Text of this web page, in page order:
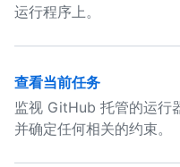
运行程序上。
查看当前任务
监视 GitHub 托管的运行
并确定任何相关的约束。